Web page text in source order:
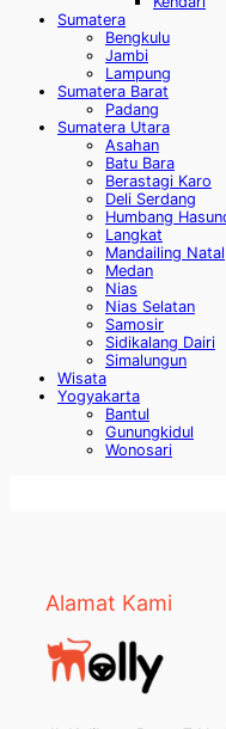
Sumatera
Bengkulu
Jambi
Lampung
Sumatera Barat
Padang
Sumatera Utara
Asahan
Batu Bara
Berastagi Karo
Deli Serdang
Humbang
Langkat
Mandailing Natal
Medan
Nias
Nias Selatan
Samosir
Sidikalang Dairi
Simalungun
Wisata
Yogyakarta
Bantul
Gunungkidul
Wonosari
Alamat Kami